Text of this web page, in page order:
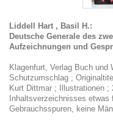
Liddell Hart , Basil H.:
Deutsche Generale des
Aufzeichnungen und
Klagenfurt, Verlag Buch
Schutzumschlag ;
Kurt Dittmar ; Illustrationen ;
Inhaltsverzeichnisses
Gebrauchsspuren, keine